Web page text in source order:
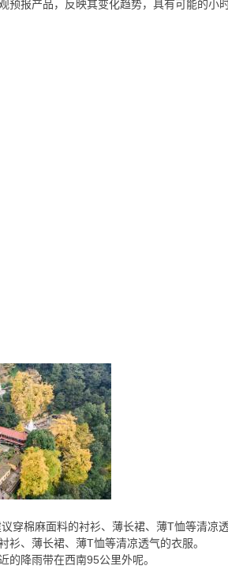
报产品，反映其变化趋势，具有可能的小
议穿棉麻面料的衬衫、薄长裙、薄T恤等清凉透
衫、薄长裙、薄T恤等清凉透气的衣服。
降雨带在西南95公里外呢。